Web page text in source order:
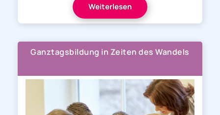
Weiterlesen
Ganztagsbildung in Zeiten des Wandels